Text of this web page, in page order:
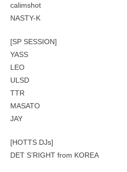
calimshot
NASTY-K
[SP SESSION]
YASS
LEO
ULSD
TTR
MASATO
JAY
[HOTTS DJs]
DET S’RIGHT from KOREA